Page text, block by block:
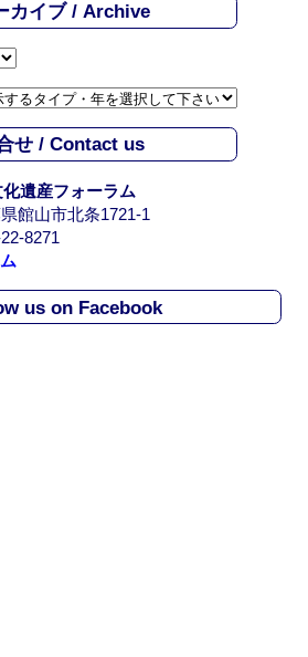
カイブ / Archive
せ / Contact us
遺産フォーラム
館山市北条1721-1
8271
us on Facebook